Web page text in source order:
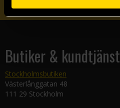
Butiker & kundtjänst
Stockholmsbutiken
Västerlånggatan 48
111 29 Stockholm